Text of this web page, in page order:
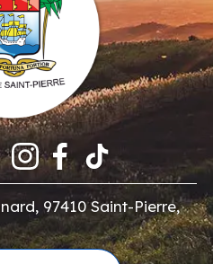
97410 Saint-Pierre,